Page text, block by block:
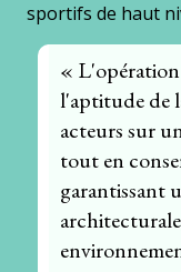
sportifs de haut
«
l'aptitude de
acteurs sur
tout en
garantissant